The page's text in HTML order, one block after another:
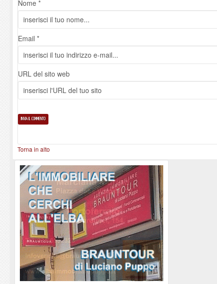
Nome *
Email *
URL del sito web
Torna in alto